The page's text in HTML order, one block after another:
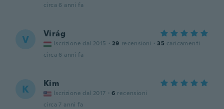
circa 6 anni fa
V Virág
Iscrizione dal 2015 · 29 recensioni · 35 caricamenti
circa 6 anni fa
K Kim
Iscrizione dal 2017 · 6 recensioni
circa 7 anni fa